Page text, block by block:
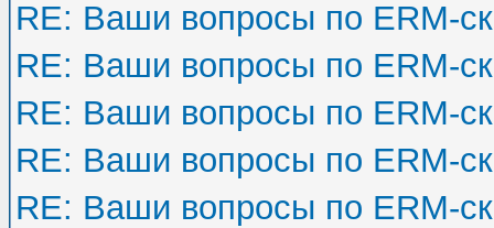
RE: Ваши вопросы по ERM-
RE: Ваши вопросы по ERM-
RE: Ваши вопросы по ERM-
RE: Ваши вопросы по ERM-
RE: Ваши вопросы по ERM-